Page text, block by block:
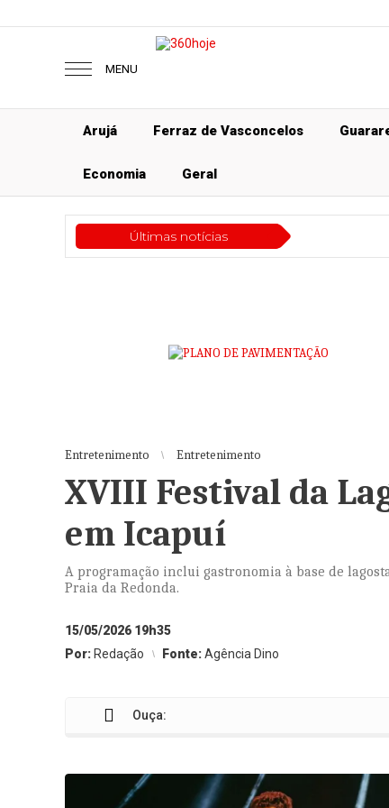
MENU
Arujá Ferraz de Vasconcelos
Economia Geral
Últimas notícias
Entretenimento Entretenimento
XVIII Festival da
em Icapuí
A programação inclui gastronomia à base de
Praia da Redonda.
15/05/2026 19h35
Por: Redação Fonte:Agência Dino
Ouça: